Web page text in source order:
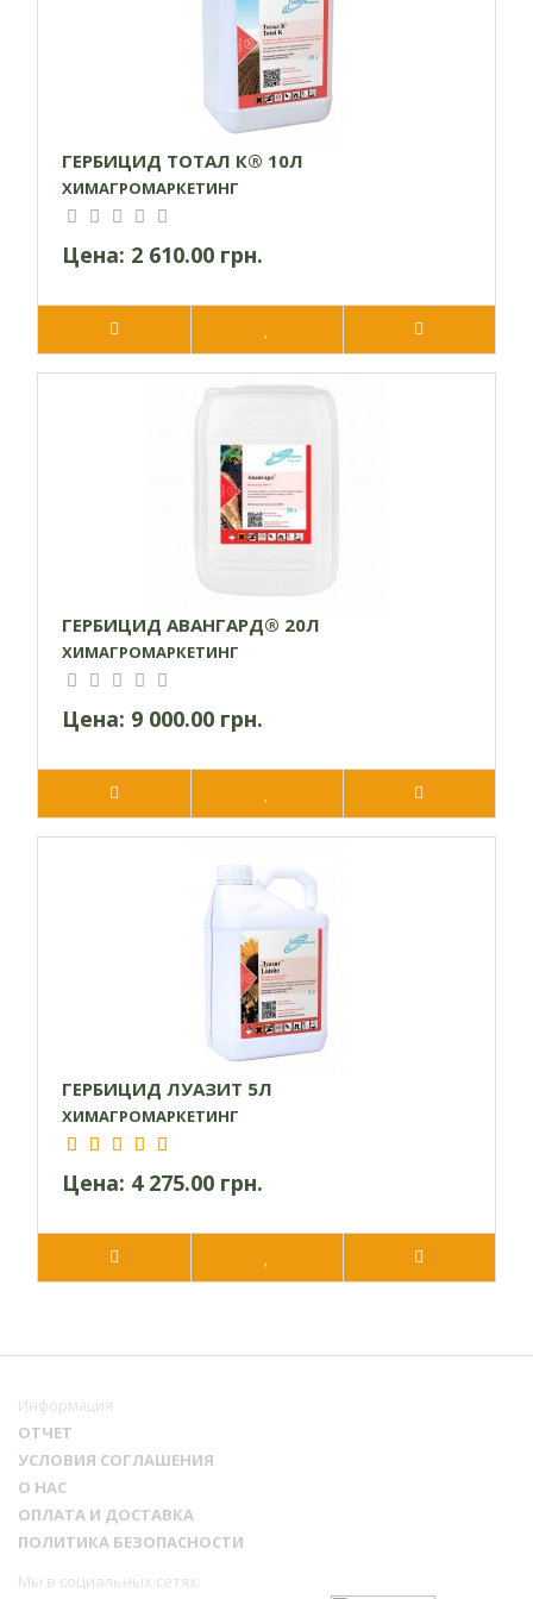
условиях нецелесообразно.
При низкой температуре действующее вещество плохо
двигается по растению, что тоже отрицательно
сказывается на применении
ПЕСТИЦИДА
вносить после шести часов вечера или до девяти часов
утра. В другие времена обработку проводят только при
пасмурной погоде.
Успешное использование гербицида зависит от
находятся на стадии развития первых листочков,
обработку можно проводить минимальной
рекомендуемой нормой препарата. Для уничтожения
Кроме того, следует учитывать виды сорняков: например,
для успешной борьбы с амброзией и лебедой в
гербицидный препарат лучше добавлять прилипач.
ГЕРБИЦИД ТОТАЛ К® 10Л
ХИМАГРОМАРКЕТИНГ
Цена: 2 610.00 грн.
ГЕРБИЦИД АВАНГАРД® 20Л
ХИМАГРОМАРКЕТИНГ
Цена: 9 000.00 грн.
ГЕРБИЦИД ЛУАЗИТ 5Л
ХИМАГРОМАРКЕТИНГ
Цена: 4 275.00 грн.
Информация
ОТЧЕТ
УСЛОВИЯ СОГЛАШЕНИЯ
О НАС
ОПЛАТА И ДОСТАВКА
ПОЛИТИКА БЕЗОПАСНОСТИ
Мы в социальных сетях: